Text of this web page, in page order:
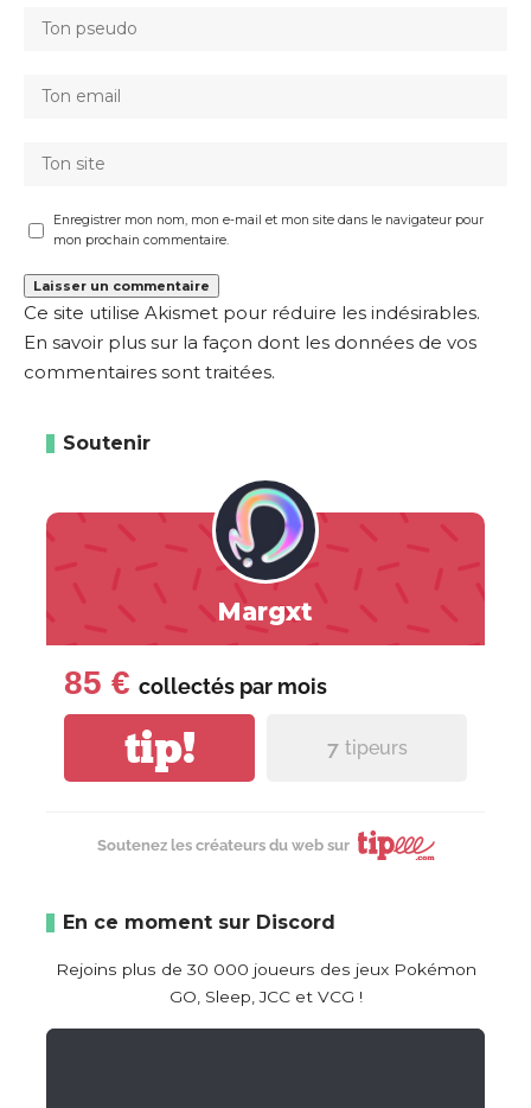
Enregistrer mon nom, mon e-mail et mon site dans le navigateur pour
mon prochain commentaire.
Ce site utilise Akismet pour réduire les indésirables.
En savoir plus sur la façon dont les données de vos
commentaires sont traitées.
Soutenir
Margxt
85 € collectés par mois
tip! 7 tipeurs
Soutenez les créateurs du web sur
En ce moment sur Discord
Rejoins plus de 30 000 joueurs des jeux Pokémon
GO, Sleep, JCC et VCG !